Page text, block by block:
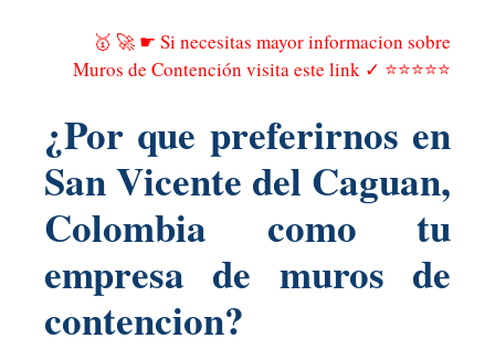
🥇 🚀 ☛ Si necesitas mayor informacion sobre
Muros de Contención visita este link ✓ ⭐⭐⭐⭐⭐
¿Por que preferirnos en
San Vicente del Caguan,
Colombia como tu
empresa de muros de
contencion?